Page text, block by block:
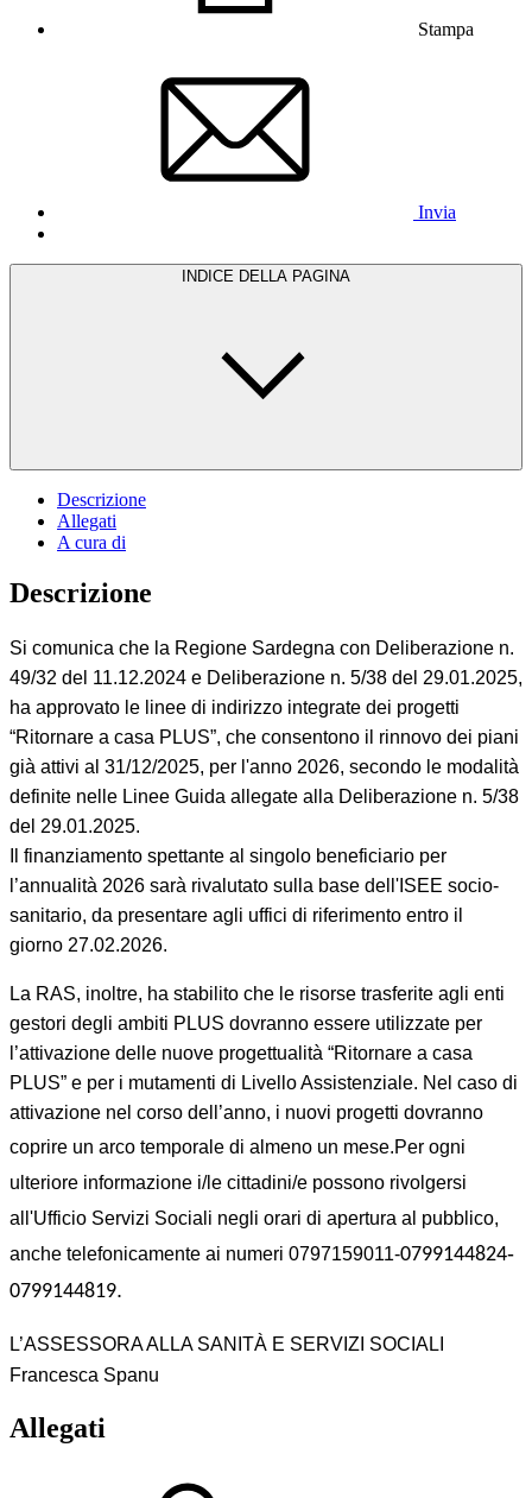
Stampa
Invia
INDICE DELLA PAGINA
Descrizione
Allegati
A cura di
Descrizione
Si comunica che la Regione Sardegna con Deliberazione n.
49/32 del 11.12.2024 e Deliberazione n. 5/38 del 29.01.2025,
ha approvato le linee di indirizzo integrate dei progetti
“Ritornare a casa PLUS”, che consentono il rinnovo dei piani
già attivi al 31/12/2025, per l'anno 2026, secondo le modalità
definite nelle Linee Guida allegate alla Deliberazione n. 5/38
del 29.01.2025.
Il finanziamento spettante al singolo beneficiario per
l’annualità 2026 sarà rivalutato sulla base dell'ISEE socio-
sanitario, da presentare agli uffici di riferimento entro il
giorno 27.02.2026.
La RAS, inoltre, ha stabilito che le risorse trasferite agli enti
gestori degli ambiti PLUS dovranno essere utilizzate per
l’attivazione delle nuove progettualità “Ritornare a casa
PLUS” e per i mutamenti di Livello Assistenziale. Nel caso di
attivazione nel corso dell’anno, i nuovi progetti dovranno
coprire un arco temporale di almeno un mese.Per ogni
ulteriore informazione i/le cittadini/e possono rivolgersi
all'Ufficio Servizi Sociali negli orari di apertura al pubblico,
anche telefonicamente ai numeri 0797159011-0799144824-
0799144819.
L’ASSESSORA ALLA SANITÀ E SERVIZI SOCIALI
Francesca Spanu
Allegati